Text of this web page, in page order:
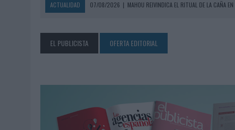
ACTUALIDAD 07/08/2026 | MAHOU REIVINDICA EL RITUAL DE LA CAÑA
07/08/2026 | EL VERANO PONE A PRUEBA LA ESTRATEGIA DIGITAL DE LAS
07/08/2026 | CUANDO SE APAGUE EL SOL, EL ECLIPSE DE 2026 PONDRÁ A
‘LA VUELTA’, DE FENOMENAL PARA MÁLAGA CF
06/08/2026
SIETE DE CADA DIEZ EMPRESAS ESPAÑOLAS NO INTEGRAN
EL PUBLICISTA OFERTA EDITORIAL